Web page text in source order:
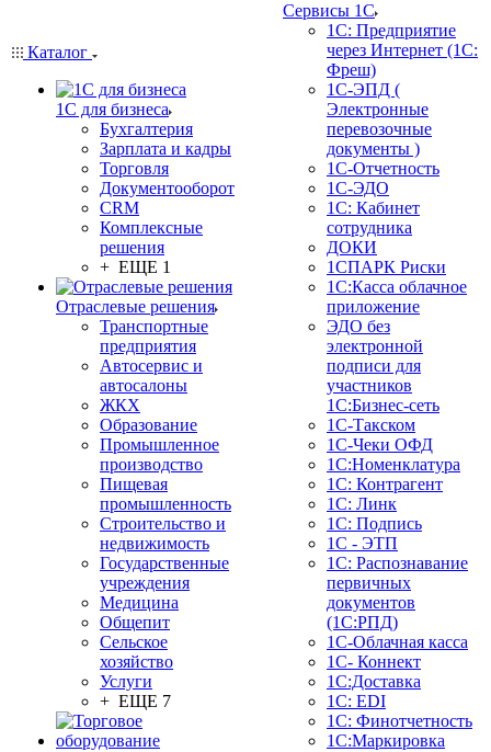
Каталог
1С для бизнеса
Бухгалтерия
Зарплата и кадры
Торговля
Документооборот
CRM
Комплексные
решения
+ ЕЩЕ 1
Отраслевые решения
Транспортные
предприятия
Автосервис и
автосалоны
ЖКХ
Образование
Промышленное
производство
Пищевая
промышленность
Строительство и
недвижимость
Государственные
учреждения
Медицина
Общепит
Сельское
хозяйство
Услуги
+ ЕЩЕ 7
Сервисы 1С
1С: Предприятие
через Интернет (1С:
Фреш)
1С-ЭПД (
Электронные
перевозочные
документы )
1С-Отчетность
1С-ЭДО
1С: Кабинет
сотрудника
ДОКИ
1СПАРК Риски
1С:Касса облачное
приложение
ЭДО без
электронной
подписи для
участников
1С:Бизнес-сеть
1С-Такском
1С-Чеки ОФД
1С:Номенклатура
1С: Контрагент
1С: Линк
1С: Подпись
1С - ЭТП
1С: Распознавание
первичных
документов
(1С:РПД)
1С-Облачная касса
1С- Коннект
1С:Доставка
1С: EDI
1С: Финотчетность
1С:Маркировка